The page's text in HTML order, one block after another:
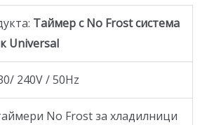
Таймер с No Frost система
Universal
240V / 50Hz
No Frost за хладилници